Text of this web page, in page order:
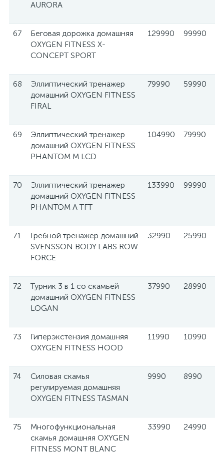
AURORA
67
Беговая дорожка домашняя
OXYGEN FITNESS X-
CONCEPT SPORT
129990 99990
68
Эллиптический тренажер
домашний OXYGEN FITNESS
FIRAL
79990 59990
69
Эллиптический тренажер
домашний OXYGEN FITNESS
PHANTOM M LCD
104990 79990
70
Эллиптический тренажер
домашний OXYGEN FITNESS
PHANTOM A TFT
133990 99990
71
Гребной тренажер домашний
SVENSSON BODY LABS ROW
FORCE
32990 25990
72
Турник 3 в 1 со скамьей
домашний OXYGEN FITNESS
LOGAN
37990 28990
73
Гиперэкстензия домашняя
OXYGEN FITNESS HOOD
11990 10990
74
Силовая скамья
регулируемая домашняя
OXYGEN FITNESS TASMAN
9990 8990
75
Многофункциональная
скамья домашняя OXYGEN
FITNESS MONT BLANC
33990 24990